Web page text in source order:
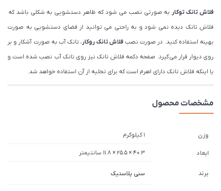
فلاش تانک توکار به صورتی نصب می شود که ظاهر دستشویی به شکلی باشد که
فلاش تانک دیده نمی شود و به راحتی می توانید از فضای دستشویی به صورت
بهینه استفاده کنید. در صورت نصبفلاش تانک روکار، تانک آب به صورت آشکار و بر
روی دیوار قرار می‌گیرد. صفحه دکمه فلاش تانک نیز روی تانک آب نصب شده است و
یا اینکه فلاش تانک دارای اهرم است که برای تخلیه از آن استفاده خواهد شد.
مشخصات محصول
وزن 1 کیلوگرم
ابعاد 40.3 × 25.5 × 11.8 سانتیمتر
برند سنی پلاستیک